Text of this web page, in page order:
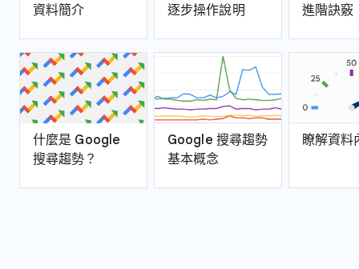
資料簡介
逐步操作說明
進階訣竅
什麼是 Google
搜尋趨勢？
Google 搜尋趨勢
基本概念
瞭解資料